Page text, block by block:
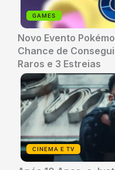
GAMES
Novo Evento
Chance de
Raros e 3 Estreias
CINEMA E TV